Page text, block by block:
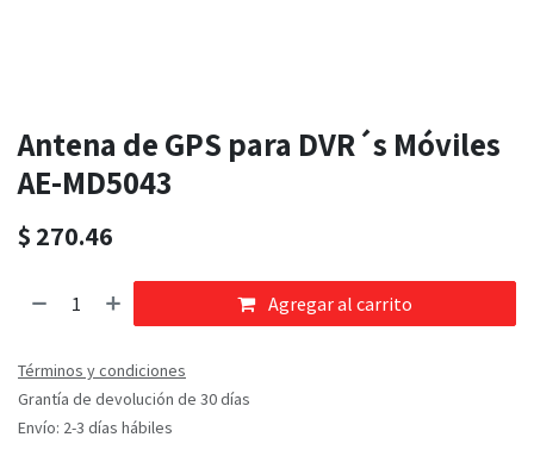
Antena de GPS para DVR´s Móviles
AE-MD5043
$ 270.46
Agregar al carrito
Términos y condiciones
Grantía de devolución de 30 días
Envío: 2-3 días hábiles